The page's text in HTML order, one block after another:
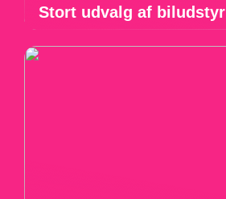
Stort udvalg af biludstyr